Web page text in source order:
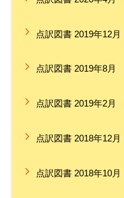
点訳図書 2019年12月
点訳図書 2019年8月
点訳図書 2019年2月
点訳図書 2018年12月
点訳図書 2018年10月